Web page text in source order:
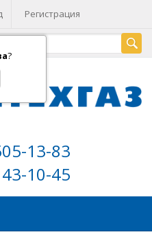
?
Регистрация
13-83
10-45